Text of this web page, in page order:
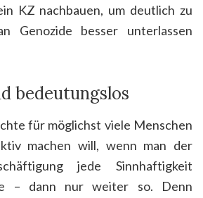
KZ nachbauen, um deutlich zu
Genozide besser unterlassen
bedeutungslos
für möglichst viele Menschen
machen will, wenn man der
jede Sinnhaftigkeit
– dann nur weiter so. Denn